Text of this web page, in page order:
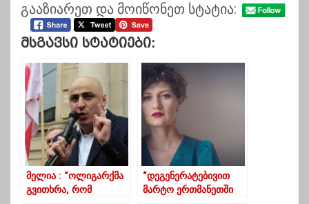
გააზიარეთ და მოიწონეთ სტატია:
Მსგავსი Სტატიები:
მელია : “ოლიგარქმა
გვითხრა, რომ
“დეგენერატებივით
მარტო ერთმანეთში